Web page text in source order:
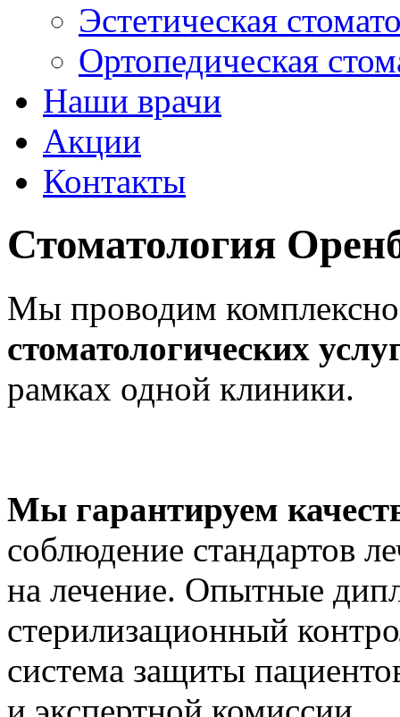
Эстетическая
Ортопедическая
Наши врачи
Акции
Контакты
Стоматология
Мы проводим
стоматологических
рамках одной клиники.
Мы гарантируем
соблюдение стандартов
на лечение. Опытные
стерилизационный
система защиты